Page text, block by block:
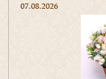
07.08.2026